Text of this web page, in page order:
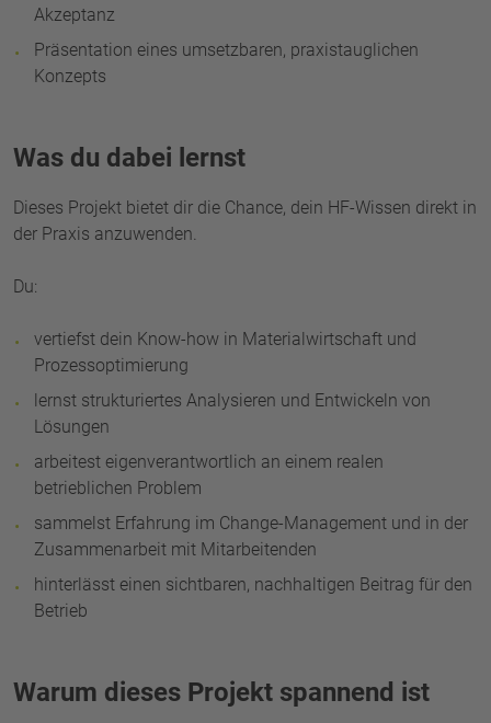
Akzeptanz
Präsentation eines umsetzbaren, praxistauglichen
Konzepts
Was du dabei lernst
Dieses Projekt bietet dir die Chance, dein HF-Wissen direkt in
der Praxis anzuwenden.
Du:
vertiefst dein Know-how in Materialwirtschaft und
Prozessoptimierung
lernst strukturiertes Analysieren und Entwickeln von
Lösungen
arbeitest eigenverantwortlich an einem realen
betrieblichen Problem
sammelst Erfahrung im Change-Management und in der
Zusammenarbeit mit Mitarbeitenden
hinterlässt einen sichtbaren, nachhaltigen Beitrag für den
Betrieb
Warum dieses Projekt spannend ist